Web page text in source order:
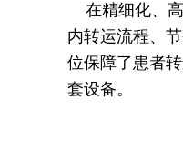
在精细化、高
内转运流程、
位保障了患者
套设备。